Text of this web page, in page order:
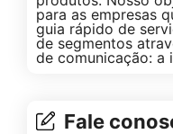
para as empresas
guia rápido de
de segmentos
de comunicação: a
Fale